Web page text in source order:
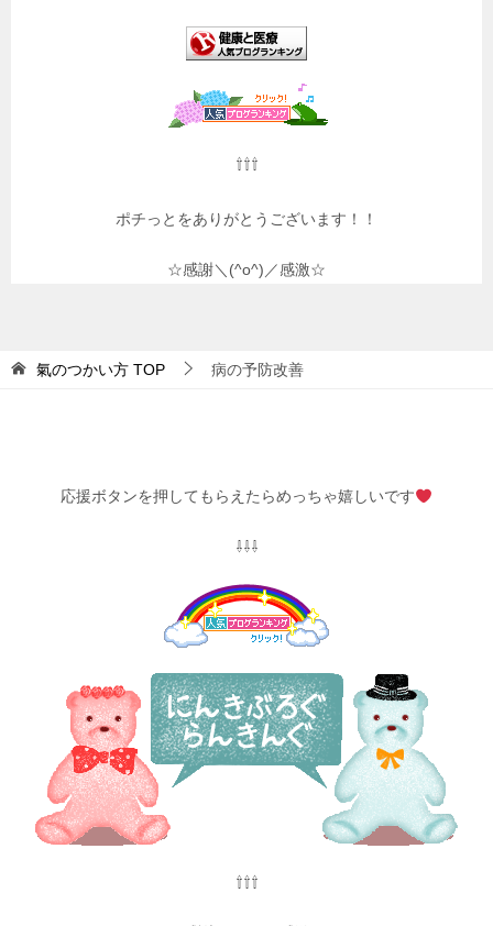
⇧⇧⇧
ポチっとをありがとうございます！！
☆感謝＼(^o^)／感激☆
氣のつかい方 TOP 病の予防改善
応援ボタンを押してもらえたらめっちゃ嬉しいです
⇩⇩⇩
⇧⇧⇧